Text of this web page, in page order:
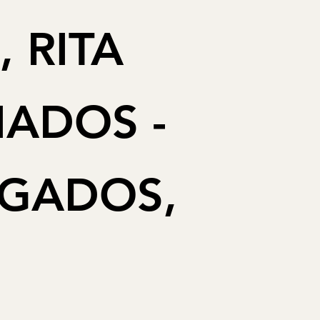
RITA
-